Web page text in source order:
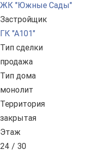
ЖК "Южные Сады"
Застройщик
ГК "А101"
Тип сделки
продажа
Тип дома
монолит
Территория
закрытая
Этаж
24 / 30